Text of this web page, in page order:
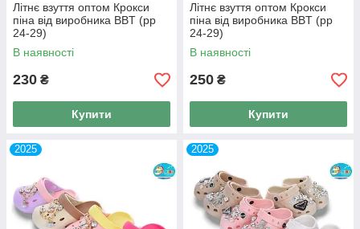
Літнє взуття оптом Крокси
піна від виробника BBT (рр
24-29)
В наявності
230 ₴
Купити
Літнє взуття оптом Крокси
піна від виробника BBT (рр
24-29)
В наявності
250 ₴
Купити
2025 2025